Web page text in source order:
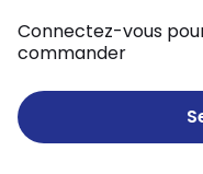
Connectez-vous
commander